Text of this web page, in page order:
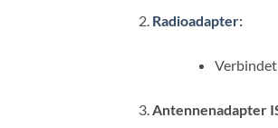
Radioadapter:
Verbindet
Antennenadapter